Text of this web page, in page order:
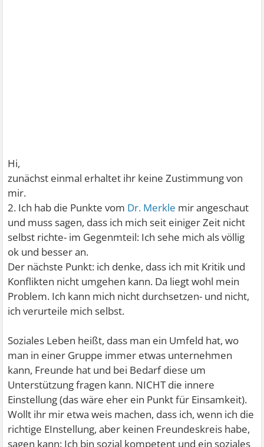
Hi,
zunächst einmal erhaltet ihr keine Zustimmung von
mir.
2. Ich hab die Punkte vom Dr. Merkle mir angeschaut
und muss sagen, dass ich mich seit einiger Zeit nicht
selbst richte- im Gegenmteil: Ich sehe mich als völlig
ok und besser an.
Der nächste Punkt: ich denke, dass ich mit Kritik und
Konflikten nicht umgehen kann. Da liegt wohl mein
Problem. Ich kann mich nicht durchsetzen- und nicht,
ich verurteile mich selbst.
Soziales Leben heißt, dass man ein Umfeld hat, wo
man in einer Gruppe immer etwas unternehmen
kann, Freunde hat und bei Bedarf diese um
Unterstützung fragen kann. NICHT die innere
Einstellung (das wäre eher ein Punkt für Einsamkeit).
Wollt ihr mir etwa weis machen, dass ich, wenn ich die
richtige EInstellung, aber keinen Freundeskreis habe,
sagen kann: Ich bin sozial kompetent und ein soziales